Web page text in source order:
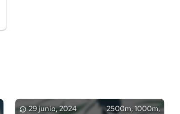
29 junio, 2024
2500m, 1000m,